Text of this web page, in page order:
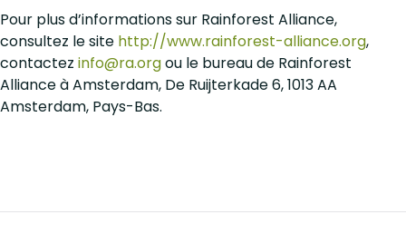
Pour plus d’informations sur Rainforest Alliance,
consultez le site http://www.rainforest-alliance.org,
contactez info@ra.orgou le bureau de Rainforest
Alliance à Amsterdam, De Ruijterkade 6, 1013 AA
Amsterdam, Pays-Bas.